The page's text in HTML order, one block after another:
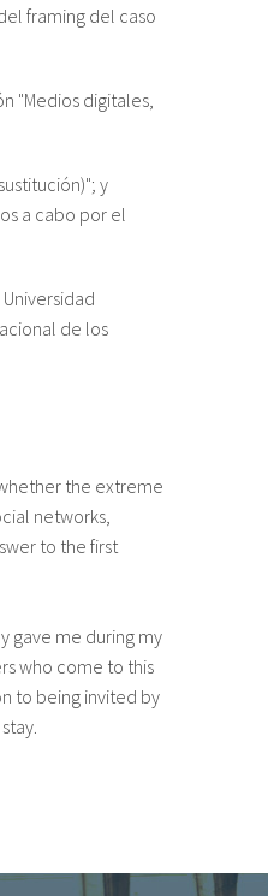
framing del caso
"Medios digitales,
y
a cabo por el
de los
the extreme
networks,
to the first
gave me during my
who come to this
to being invited by